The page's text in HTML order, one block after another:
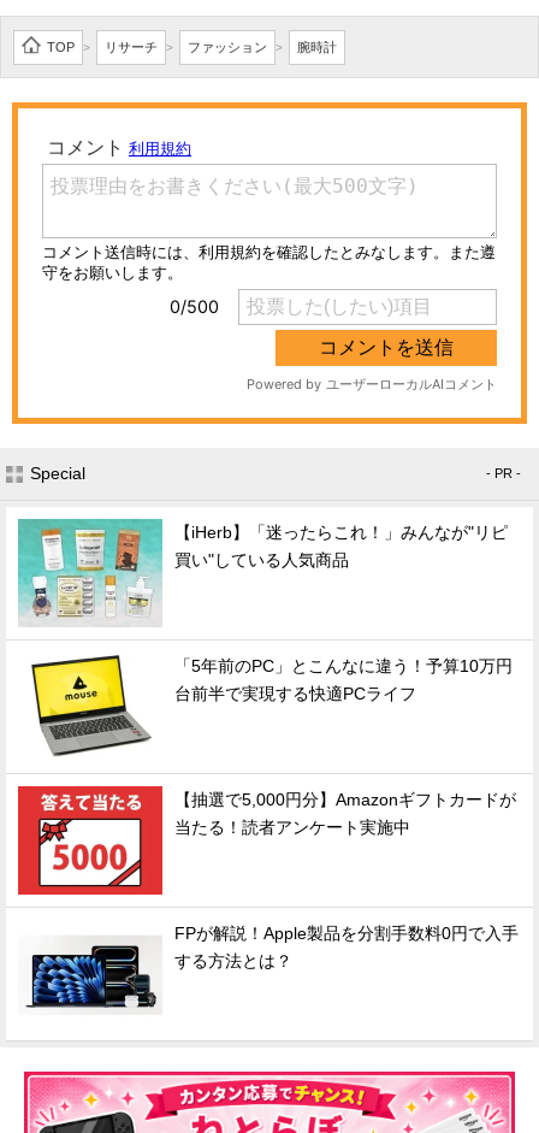
TOP > リサーチ > ファッション > 腕時計
Special - PR -
【iHerb】「迷ったらこれ！」みんなが"リピ
買い"している人気商品
「5年前のPC」とこんなに違う！予算10万円
台前半で実現する快適PCライフ
【抽選で5,000円分】Amazonギフトカードが
当たる！読者アンケート実施中
FPが解説！Apple製品を分割手数料0円で入手
する方法とは？